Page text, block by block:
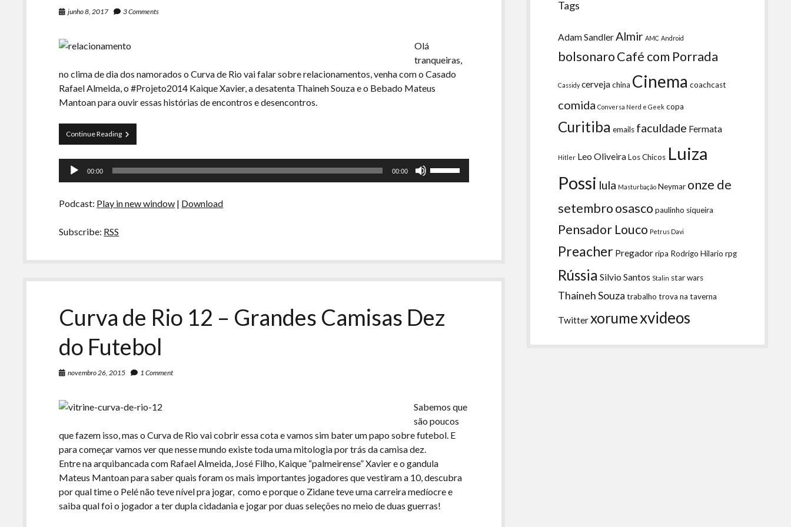
junho 8, 2017 3 Comments
Olá
tranqueiras,
no clima de dia dos namorados o Curva de Rio vai falar sobre relacionamentos, venha com o Casado
Rafael Almeida, o #Projeto2014 Kaique Xavier, a desatenta Thaineh Souza e o Bebado Mateus
Mantoan para ouvir essas histórias de encontros e desencontros.
Continue ReadingCurva
de
–
Tocador
00:00 00:00
diminuir
Podcast: Play in new window | Download
Subscribe: RSS
Curva de Rio 12 – Grandes Camisas Dez
do Futebol
novembro 26, 2015 1 Comment
Sabemos que
são poucos
que fazem isso, mas o Curva de Rio vai cobrir essa cota e vamos sim bater um papo sobre futebol. E
para começar vamos ver que nesse mundo existe toda uma mitologia por trás da camisa dez.
Entre na arquibancada com Rafael Almeida, José Filho, Kaique “palmeirense” Xavier e o gandula
Mateus Mantoan para saber quais foram os mais importantes jogadores que vestiram a 10, descubra
por qual time o Pelé não teve nível pra jogar, como e porque o Zidane teve uma carreira medíocre e
saiba qual foi o jogador a ter dupla cidadania e jogar por duas seleções no meio de duas guerras!
Tags
Adam Sandler Almir AMC Android
bolsonaroCafé com Porrada
Cassidy cervejachina Cinema coachcast
comida Conversa Nerd e Geek copa
Curitiba emails faculdade Fermata
Hitler Leo OliveiraLos Chicos Luiza
Possi lula Masturbação Neymar onze de
setembroosasco paulinho siqueira
Pensador Louco Petrus Davi
Preacher Pregadorripa Rodrigo Hilario rpg
Rússia Silvio Santos Stalin star wars
Thaineh Souza trabalho trova na taverna
Twitterxorumexvideos